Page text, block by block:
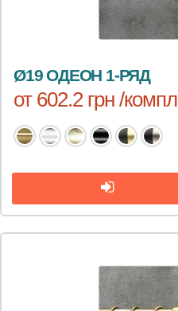
Ø19 ОДЕОН 1-РЯД
от 602.2 грн /компл